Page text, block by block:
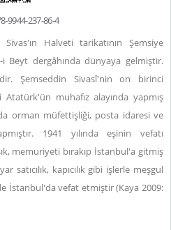
9944-237-86-4
Halveti tarikatının Şemsiye
Beyt dergâhında dünyaya gelmiştir.
Şemseddin Sivasî'nin on birinci
muhafız alayında yapmış
orman müfettişliği, posta idaresi ve
1941 yılında eşinin vefatı
memuriyeti bırakıp İstanbul'a gitmiş
satıcılık, kapıcılık gibi işlerle meşgul
İstanbul'da vefat etmiştir (Kaya 2009: